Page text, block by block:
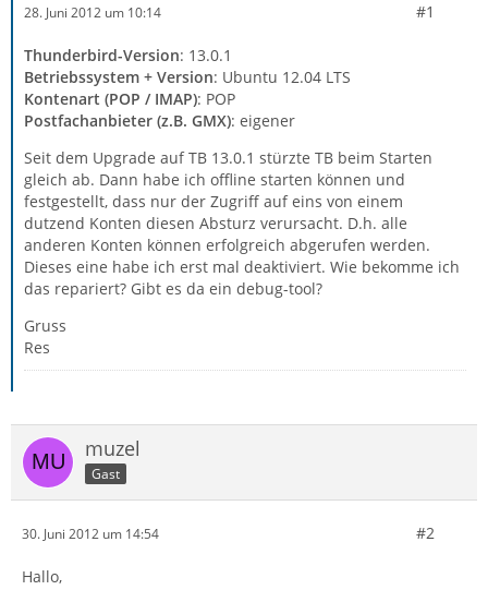
28. Juni 2012 um 10:14 #1
Thunderbird-Version: 13.0.1
Betriebssystem + Version: Ubuntu 12.04 LTS
Kontenart (POP / IMAP): POP
Postfachanbieter (z.B. GMX): eigener
Seit dem Upgrade auf TB 13.0.1 stürzte TB beim Starten
gleich ab. Dann habe ich offline starten können und
festgestellt, dass nur der Zugriff auf eins von einem
dutzend Konten diesen Absturz verursacht. D.h. alle
anderen Konten können erfolgreich abgerufen werden.
Dieses eine habe ich erst mal deaktiviert. Wie bekomme ich
das repariert? Gibt es da ein debug-tool?
Gruss
Res
muzel
Gast
30. Juni 2012 um 14:54 #2
Hallo,